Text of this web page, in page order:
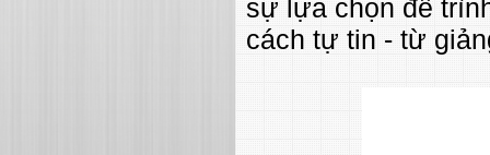
sự lựa chọn để
cách tự tin - từ